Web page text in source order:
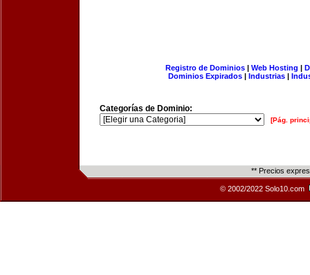
Registro de Dominios| Web Hosting |
Dominios Expirados | Industrias |
Categorías de Dominio:
[Pág.
** Precios
© 2002/2022 Solo10.com